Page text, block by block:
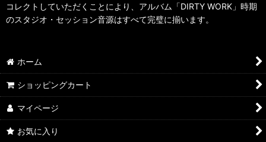
コレクトしていただくことにより、アルバム「DIRTY WORK」時期
のスタジオ・セッション音源はすべて完璧に揃います。
ホーム
ショッピングカート
マイページ
お気に入り